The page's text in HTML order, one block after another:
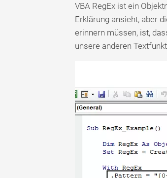
VBA RegEx ist ein
Erklärung ansieht, aber
erinnern müssen, ist,
unsere anderen